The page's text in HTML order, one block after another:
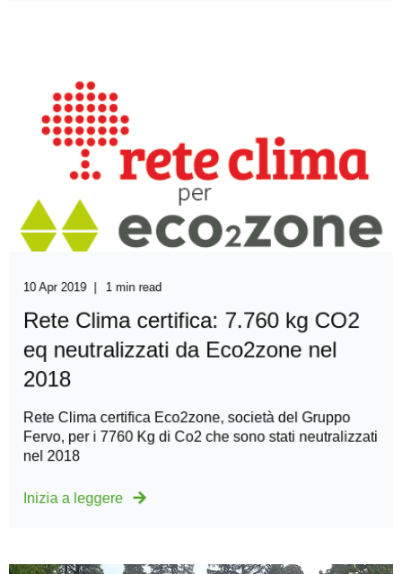
10 Apr 2019 1 min read
Rete Clima certifica: 7.760 kg CO2
eq neutralizzati da Eco2zone nel
2018
Rete Clima certifica Eco2zone, società del Gruppo
Fervo, per i 7760 Kg di Co2 che sono stati neutralizzati
nel 2018
Inizia a leggere